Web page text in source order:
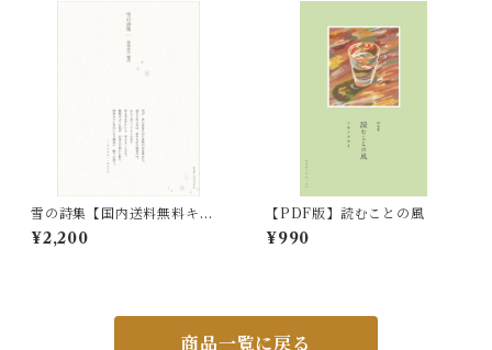
雪の詩集【国内送料無料キャ
ンペーン実施中！】
¥2,200
【PDF版】読むことの風
¥990
商品一覧に戻る